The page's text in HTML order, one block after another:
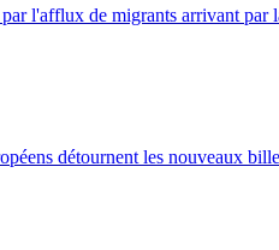
l'afflux de migrants arrivant par
détournent les nouveaux